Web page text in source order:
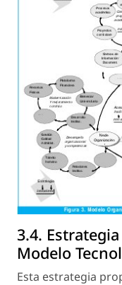
3.4.
Modelo
Esta estrategia